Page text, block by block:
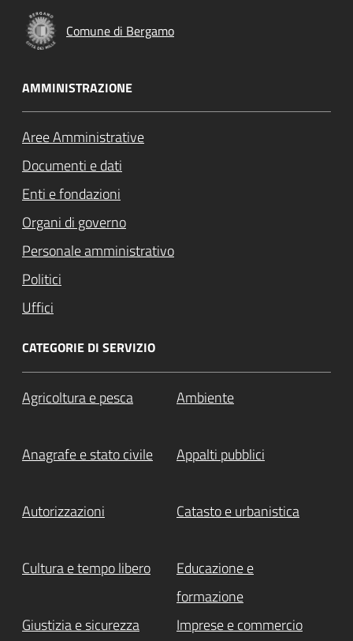
Comune di Bergamo
AMMINISTRAZIONE
Aree Amministrative
Documenti e dati
Enti e fondazioni
Organi di governo
Personale amministrativo
Politici
Uffici
CATEGORIE DI SERVIZIO
Agricoltura e pesca Ambiente
Anagrafe e stato civile Appalti pubblici
Autorizzazioni Catasto e urbanistica
Cultura e tempo libero
Educazione e
formazione
Giustizia e sicurezza
Imprese e commercio